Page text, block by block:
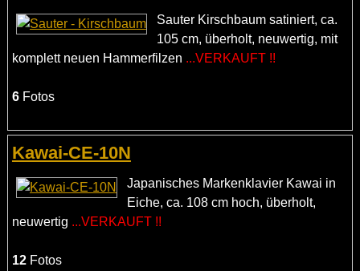
Sauter Kirschbaum satiniert, ca.
105 cm, überholt, neuwertig, mit
komplett neuen Hammerfilzen ...VERKAUFT !!
6Fotos
Kawai-CE-10N
Japanisches Markenklavier Kawai in
Eiche, ca. 108 cm hoch, überholt,
neuwertig ...VERKAUFT !!
12Fotos